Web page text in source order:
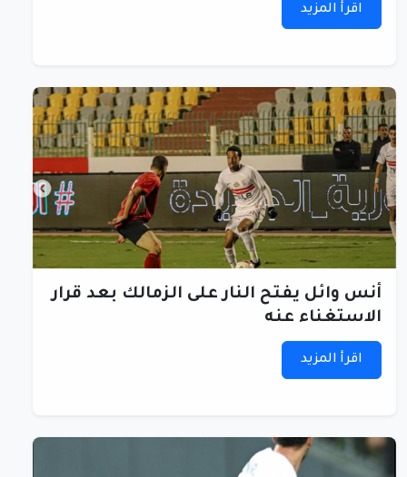
اقرأ المزيد
أنس وائل يفتح النار على الزمالك بعد قرار
الاستغناء عنه
اقرأ المزيد